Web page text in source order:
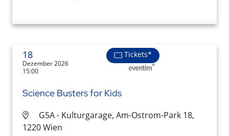
18
Dezember 2026
15:00
Tickets*
Science Busters for Kids
G5A - Kulturgarage, Am-Ostrom-Park 18,
1220 Wien